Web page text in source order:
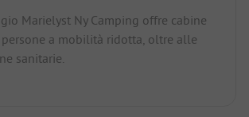
Marielyst Ny Camping offre cabine
a mobilità ridotta, oltre alle
sanitarie.